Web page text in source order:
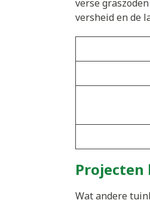
verse
versheid en de
Wat andere